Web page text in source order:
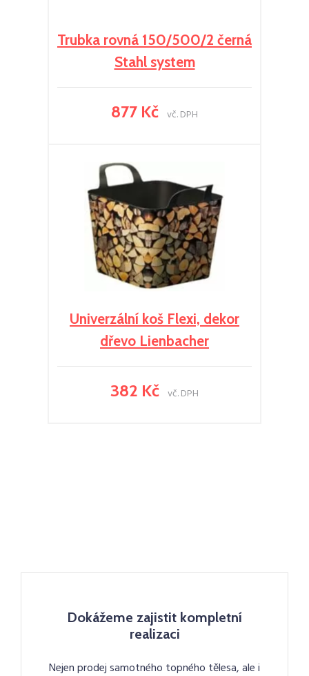
Trubka rovná 150/500/2 černá
Stahl system
877 Kč vč. DPH
Univerzální koš Flexi, dekor
dřevo Lienbacher
382 Kč vč. DPH
Dokážeme zajistit kompletní
realizaci
Nejen prodej samotného topného tělesa, ale i